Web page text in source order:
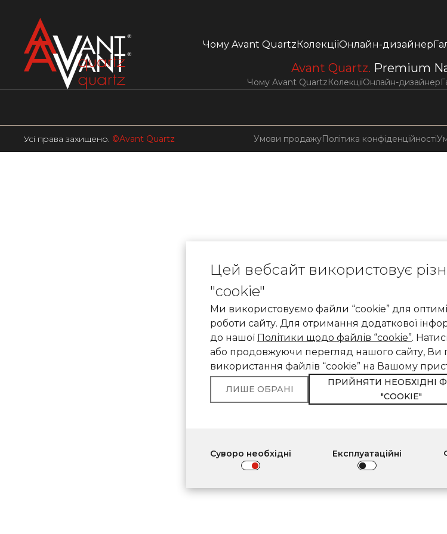
Чому Avant QuartzКолекціїОнлайн-дизайнер
Avant Quartz. Premium
Чому Avant QuartzКолекціїОнлайн-дизайнер
Усі права захищено. ©Avant Quartz Умови продажуПолітика конфіденційності
Цей вебсайт використовує
"cookie"
Ми використовуємо файли “cookie” для
роботи сайту. Для отримання додаткової
до нашої Політики щодо файлів “cookie”.
або продовжуючи перегляд нашого сайту, Ви
використання файлів “cookie” на Вашому
ЛИШЕ ОБРАНІ
ПРИЙНЯТИ НЕОБХІДНІ
"COOKIE"
Суворо необхідні Експлуатаційні